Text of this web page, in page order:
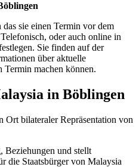
sie einen Termin vor dem
oder auch online in
Sie finden auf der
über aktuelle
Termin machen können.
in Böblingen
bilateraler Repräsentation von
Beziehungen und stellt
die Staatsbürger von Malaysia